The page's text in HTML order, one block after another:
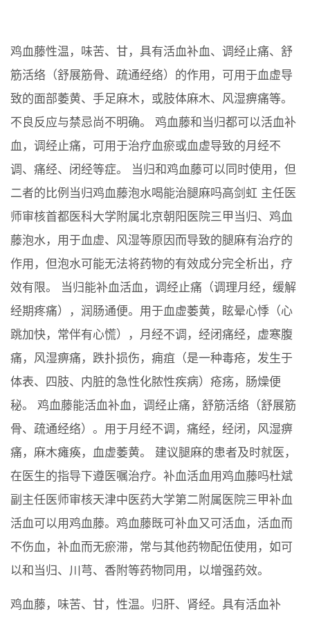
鸡血藤性温，味苦、甘，具有活血补血、调经止痛、舒
筋活络（舒展筋骨、疏通经络）的作用，可用于血虚导
致的面部萎黄、手足麻木，或肢体麻木、风湿痹痛等。
不良反应与禁忌尚不明确。 鸡血藤和当归都可以活血补
血，调经止痛，可用于治疗血瘀或血虚导致的月经不
调、痛经、闭经等症。 当归和鸡血藤可以同时使用，但
二者的比例当归鸡血藤泡水喝能治腿麻吗高剑虹 主任医
师审核首都医科大学附属北京朝阳医院三甲当归、鸡血
藤泡水，用于血虚、风湿等原因而导致的腿麻有治疗的
作用，但泡水可能无法将药物的有效成分完全析出，疗
效有限。 当归能补血活血，调经止痛（调理月经，缓解
经期疼痛），润肠通便。用于血虚萎黄，眩晕心悸（心
跳加快，常伴有心慌），月经不调，经闭痛经，虚寒腹
痛，风湿痹痛，跌扑损伤，痈疽（是一种毒疮，发生于
体表、四肢、内脏的急性化脓性疾病）疮疡，肠燥便
秘。 鸡血藤能活血补血，调经止痛，舒筋活络（舒展筋
骨、疏通经络）。用于月经不调，痛经，经闭，风湿痹
痛，麻木瘫痪，血虚萎黄。 建议腿麻的患者及时就医，
在医生的指导下遵医嘱治疗。补血活血用鸡血藤吗杜斌
副主任医师审核天津中医药大学第二附属医院三甲补血
活血可以用鸡血藤。鸡血藤既可补血又可活血，活血而
不伤血，补血而无瘀滞，常与其他药物配伍使用，如可
以和当归、川芎、香附等药物同用，以增强药效。
鸡血藤，味苦、甘，性温。归肝、肾经。具有活血补